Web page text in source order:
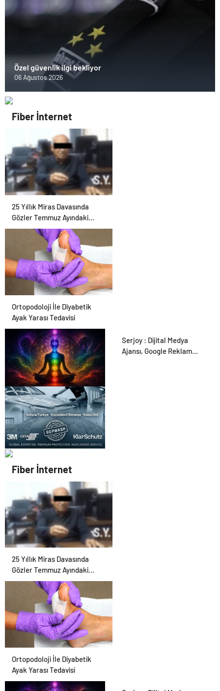
Özel güvenlik ilgi bekliyor
06 Ağustos 2026
Fiber İnternet
25 Yıllık Miras Davasında
Gözler Temmuz Ayındaki
Karar Duruşmasına Çevrildi
Ortopodoloji İle Diyabetik
Ayak Yarası Tedavisi
Zihnin Gizemli Sınırları ve
Ötesi : Nasılnedir.com
Serjoy : Dijital Medya
Ajansı, Google Reklam
UETDS Nedir ? Uetds.com
İle Akıllı Dijital Taşımacılık
Fiber İnternet
25 Yıllık Miras Davasında
Gözler Temmuz Ayındaki
Karar Duruşmasına Çevrildi
Ortopodoloji İle Diyabetik
Ayak Yarası Tedavisi